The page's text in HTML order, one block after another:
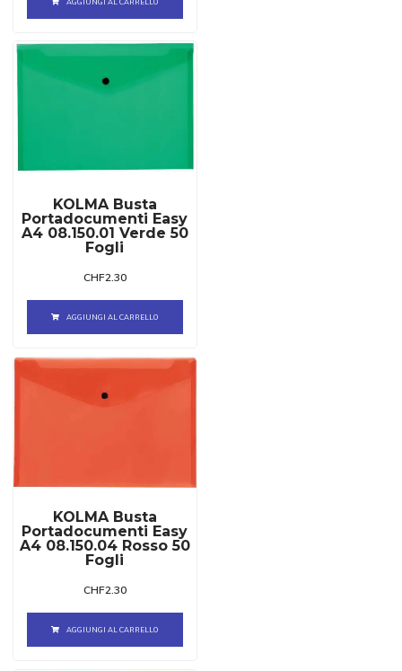
KOLMA Busta
Portadocumenti Easy
A4 08.150.01 Verde 50
Fogli
CHF2.30
AGGIUNGI AL CARRELLO
KOLMA Busta
Portadocumenti Easy
A4 08.150.04 Rosso 50
Fogli
CHF2.30
AGGIUNGI AL CARRELLO